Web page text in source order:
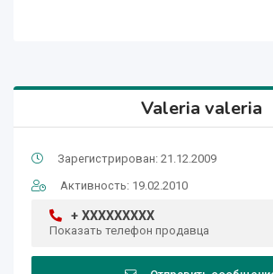
Valeria valeria
Зарегистрирован: 21.12.2009
Активность: 19.02.2010
+ XXXXXXXXX
Показать телефон продавца